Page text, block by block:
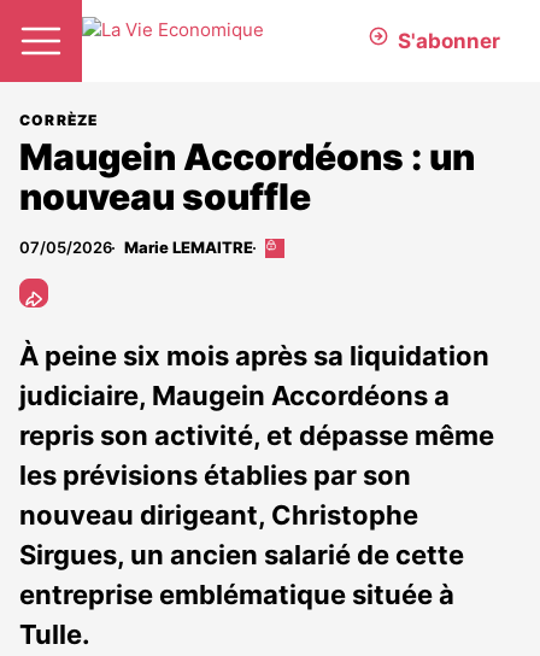
S'abonner
CORRÈZE
Maugein Accordéons : un
nouveau souffle
07/05/2026 Marie LEMAITRE
Cet
aux
abonnés
À peine six mois après sa liquidation
judiciaire, Maugein Accordéons a
repris son activité, et dépasse même
les prévisions établies par son
nouveau dirigeant, Christophe
Sirgues, un ancien salarié de cette
entreprise emblématique située à
Tulle.